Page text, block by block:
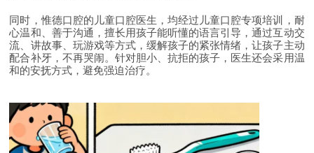
同时，惟德口腔的儿童口腔医生，均经过儿童口腔专项培训，耐
心温和、善于沟通，擅长用孩子能听懂的语言引导，通过互动交
流、讲故事、玩游戏等方式，缓解孩子的紧张情绪，让孩子主动
配合补牙，不再哭闹。针对胆小、抗拒的孩子，医生还会采用温
和的安抚方式，避免强迫治疗。